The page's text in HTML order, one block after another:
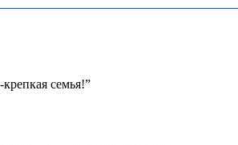
семья!”